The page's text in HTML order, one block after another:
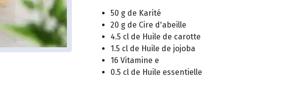
50 g de Karité
20 g de Cire d'abeille
4.5 cl de Huile de carotte
1.5 cl de Huile de jojoba
16 Vitamine e
0.5 cl de Huile essentielle